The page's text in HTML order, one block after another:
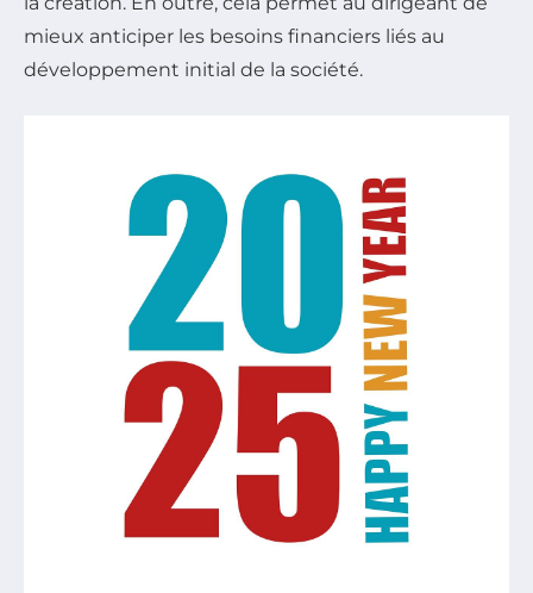
mieux anticiper les besoins financiers liés au
développement initial de la société.